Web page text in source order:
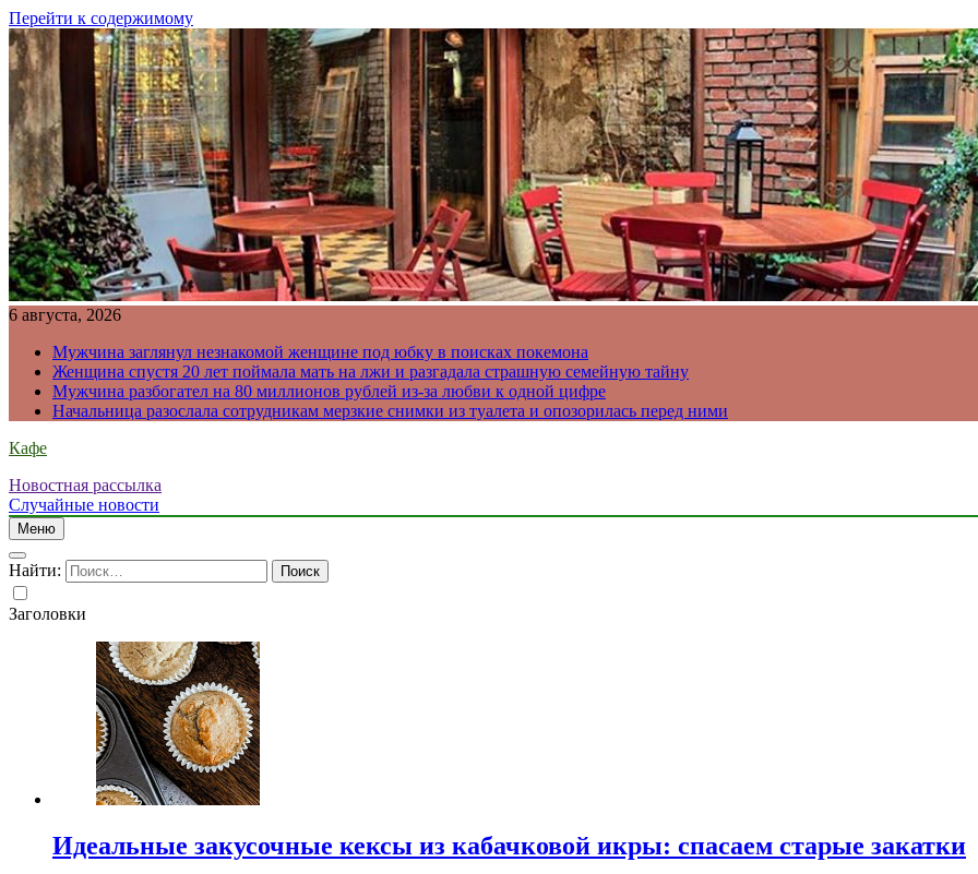
Перейти к содержимому
6 августа, 2026
Мужчина заглянул незнакомой женщине под юбку в поисках покемона
Женщина спустя 20 лет поймала мать на лжи и разгадала страшную семейную тайну
Мужчина разбогател на 80 миллионов рублей из-за любви к одной цифре
Начальница разослала сотрудникам мерзкие снимки из туалета и опозорилась перед ними
Кафе
Новостная рассылка
Случайные новости
Меню
Найти:
Заголовки
Идеальные закусочные кексы из кабачковой икры: спасаем старые закатки